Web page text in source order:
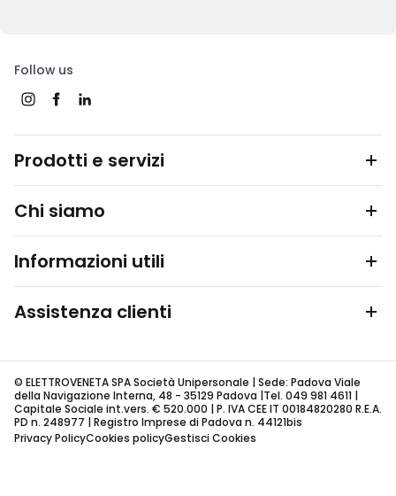
Follow us
Prodotti e servizi
Chi siamo
Informazioni utili
Assistenza clienti
© ELETTROVENETA SPA Società Unipersonale | Sede: Padova Viale
della Navigazione Interna, 48 - 35129 Padova |Tel. 049 981 4611 |
Capitale Sociale int.vers. € 520.000 | P. IVA CEE IT 00184820280 R.E.A.
PD n. 248977 | Registro Imprese di Padova n. 44121bis
Privacy PolicyCookies policyGestisci Cookies